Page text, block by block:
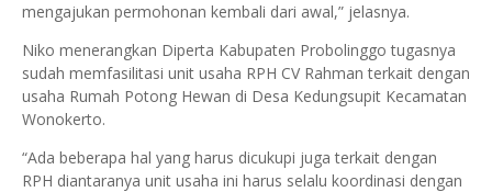
mengajukan permohonan kembali dari awal,” jelasnya.
Niko menerangkan Diperta Kabupaten Probolinggo tugasnya
sudah memfasilitasi unit usaha RPH CV Rahman terkait dengan
usaha Rumah Potong Hewan di Desa Kedungsupit Kecamatan
Wonokerto.
“Ada beberapa hal yang harus dicukupi juga terkait dengan
RPH diantaranya unit usaha ini harus selalu koordinasi dengan